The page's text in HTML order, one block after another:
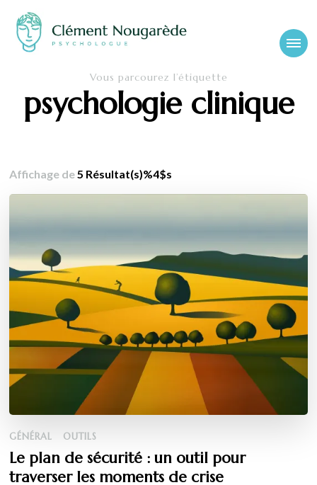
Cabinet-
psychologue-
chambery.fr
Clément Nougarède – Psychologue clinicien et psychothérapeute
Vous parcourez l’étiquette
psychologie clinique
Affichage de5 Résultat(s)%4$s
GÉNÉRAL OUTILS
Le plan de sécurité : un outil pour
traverser les moments de crise